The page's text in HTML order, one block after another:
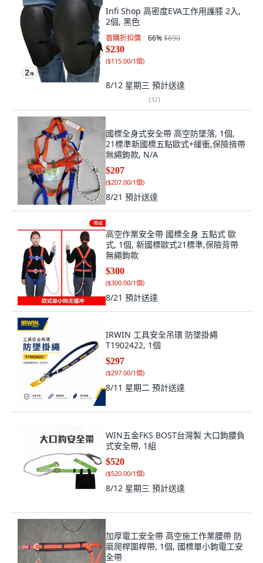
Infi Shop 高密度EVA工作用護膝 2入,
2個, 黑色
首購折扣價 66%$690
$230
($115.00/1個)
8/12 星期三 預計送達
(32)
國標全身式安全帶 高空防墜落, 1個,
21標準新國標五點歐式+緩衝,保險揹帶
無繩鉤款, N/A
$207
($207.00/1個)
8/21 預計送達
高空作業安全帶 國標全身 五點式 歐
式, 1個, 新國標歐式21標準,保險背帶
無繩鉤款
$300
($300.00/1個)
8/21 預計送達
IRWIN 工具安全吊環 防墜掛繩
T1902422, 1個
$297
($297.00/1個)
8/11 星期二 預計送達
WIN五金FKS BOST台灣製 大口鉤腰負
式安全帶, 1組
$520
($520.00/1個)
8/12 星期三 預計送達
加厚電工安全帶 高空施工作業腰帶 防
磨爬桿圍桿帶, 1個, 國標單小鉤電工安
全帶